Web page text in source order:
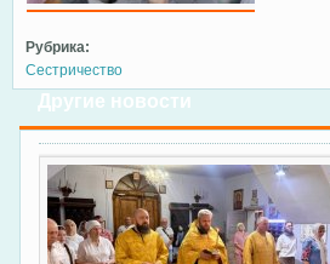
Рубрика:
Сестричество
Другие новости